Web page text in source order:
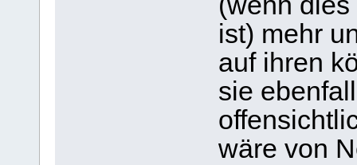
ist) mehr
auf ihren
sie
wäre von